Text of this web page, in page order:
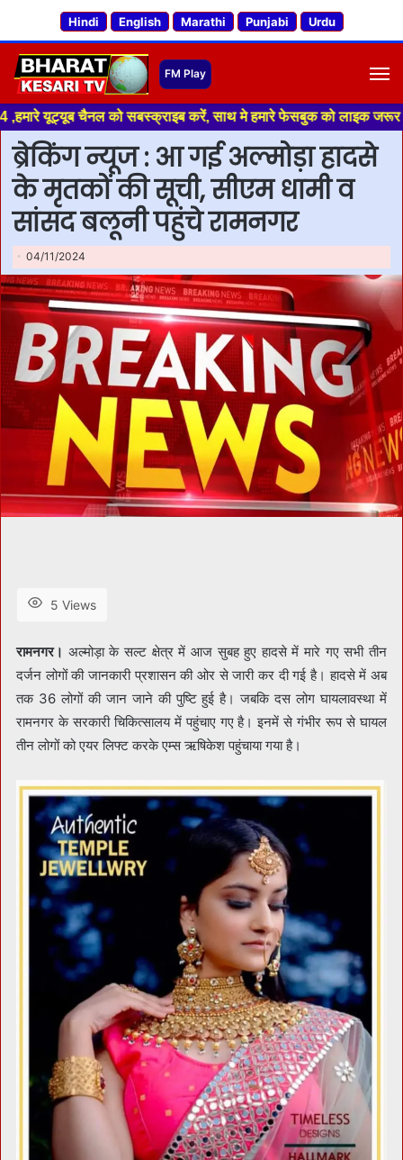
Hindi English Marathi Punjabi Urdu
चैनल को सबस्क्राइब करें, साथ मे हमारे फेसबुक को लाइक जरूर करें ,
ब्रेकिंग न्यूज : आ गई अल्मोड़ा हादसे
के मृतकों की सूची, सीएम धामी व
सांसद बलूनी पहुंचे रामनगर
04/11/2024
5 Views
रामनगर। अल्मोड़ा के सल्ट क्षेत्र में आज सुबह हुए हादसे में मारे गए सभी तीन
दर्जन लोगों की जानकारी प्रशासन की ओर से जारी कर दी गई है। हादसे में अब
तक 36 लोगों की जान जाने की पुष्टि हुई है। जबकि दस लोग घायलावस्था में
रामनगर के सरकारी चिकित्सालय में पहुंचाए गए है। इनमें से गंभीर रूप से घायल
तीन लोगों को एयर लिफ्ट करके एम्स ऋषिकेश पहुंचाया गया है।